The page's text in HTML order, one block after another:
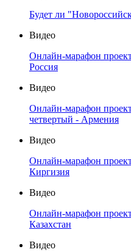
Будет ли
Видео
Онлайн-марафон
Россия
Видео
Онлайн-марафон
четвертый - Армения
Видео
Онлайн-марафон
Киргизия
Видео
Онлайн-марафон
Казахстан
Видео